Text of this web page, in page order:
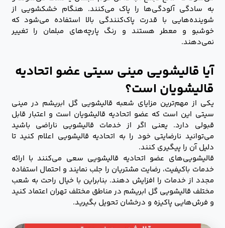
به سادگی آلودگی‌ها را پاک می‌کنند. هنگام خشکشویی از
شوینده‌هایی با قدرت پاک‌کنندگی بالا استفاده می‌شود که
خوشبو و معطر هستند و رنگ پارچه‌های مبلمان را تغییر
نمی‌دهند.
آیا قالیشویی مینی سیتی عضو اتحادیه
قالیشویان است؟
یکی از مهم‌ترین مزایای شعبه قالیشویی گل ابریشم در مینی
سیتی این است که عضو اتحادیه قالیشویان است و اعتبار قابل
قبولی دارد. یعنی اگر از خدمات قالیشویی ناراضی باشید
می‌توانید نارضایتی خود را به اتحادیه قالیشویی اعلام کنید تا
دلیل آن را پیگیری کنند.
قالیشویی‌های عضو اتحادیه قالیشویی سعی می‌کنند با ارائه
خدمات باکیفیت، رضایت مشتریان را جلب نمایند و احتمال استفاده
مجدد از خدمات را افزایش دهند. بنابراین با خیال راحت به شعب
مختلف قالیشویی گل ابریشم در مناطق مختلف تهران اعتماد کنید
و فرش‌هایی پاکیزه و درخشان تحویل بگیرید.